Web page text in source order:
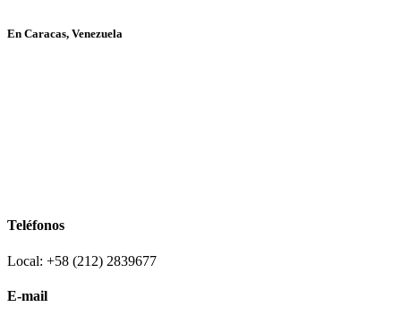
En Caracas, Venezuela
Teléfonos
Local: +58 (212) 2839677
E-mail